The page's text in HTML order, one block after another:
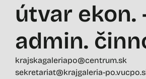
útvar ekon.
admin.
krajskagaleriapo@centrum.sk
sekretariat@krajgaleria-